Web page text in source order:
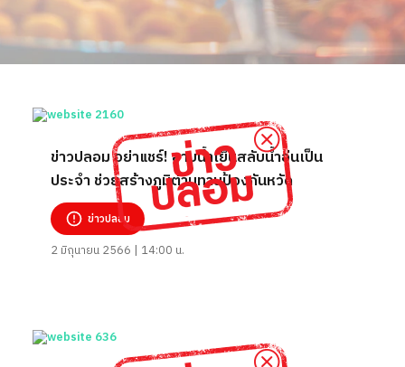
ข่าวปลอม อย่าแชร์! อาบน้ำเย็นสลับน้ำอุ่นเป็น
ประจำ ช่วยสร้างภูมิต้านทานป้องกันหวัด
ข่าวปลอม
2 มิถุนายน 2566 | 14:00 น.